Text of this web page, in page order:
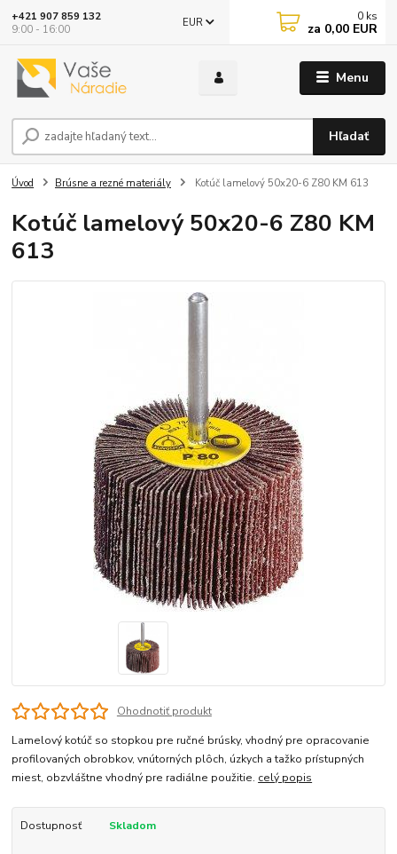
Menu
EUR
Hľadať
+421 907 859 132
9:00 - 16:00
0 ks
za 0,00 EUR
Úvod Brúsne a rezné materiály Kotúč lamelový 50x20-6 Z80 KM 613
Kotúč lamelový 50x20-6 Z80 KM
613
Ohodnotiť produkt
Lamelový kotúč so stopkou pre ručné brúsky, vhodný pre opracovanie
profilovaných obrobkov, vnútorných plôch, úzkych a tažko prístupných
miest, obzvláštne vhodný pre radiálne použitie. celý popis
Dostupnosť Skladom